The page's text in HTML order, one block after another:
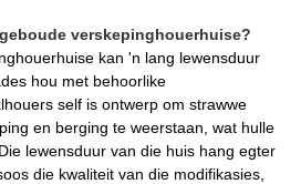
verskepinghouerhuise?
kan 'n lang lewensduur
hou met behoorlike
self is ontwerp om strawwe
en berging te weerstaan, wat hulle
lewensduur van die huis hang egter
die kwaliteit van die modifikasies,